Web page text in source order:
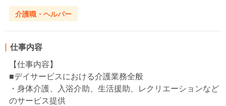
介護職・ヘルパー
仕事内容
【仕事内容】
■デイサービスにおける介護業務全般
・身体介護、入浴介助、生活援助、レクリエーションなど
のサービス提供